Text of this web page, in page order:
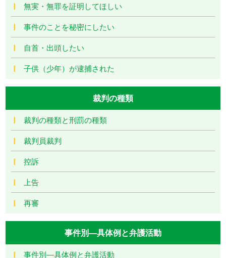
無実・無罪を証明してほしい
事件のことを秘密にしたい
自首・出頭したい
子供（少年）が逮捕された
裁判の種類
裁判の種類と刑罰の種類
裁判員裁判
控訴
上告
再審
事件別―具体例と弁護活動
事件別―具体例と弁護活動